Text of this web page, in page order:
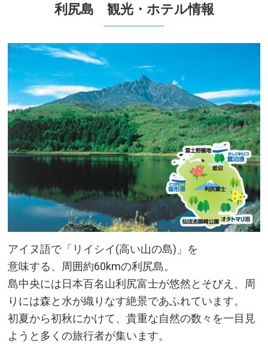
利尻島 観光・ホテル情報
アイヌ語で「リイシイ(高い山の島)」を
意味する、周囲約60kmの利尻島。
島中央には日本百名山利尻富士が悠然とそびえ、周
りには森と水が織りなす絶景であふれています。
初夏から初秋にかけて、貴重な自然の数々を一目見
ようと多くの旅行者が集います。